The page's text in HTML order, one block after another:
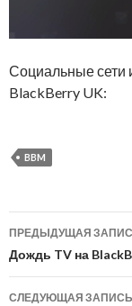
Социальные сети
BlackBerry UK:
BBM
Навигация
по
записям
ПРЕДЫДУЩАЯ
Дождь TV на
СЛЕДУЮЩАЯ ЗАПИСЬ